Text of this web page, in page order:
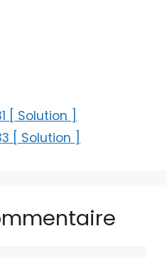
[ Solution ]
[ Solution ]